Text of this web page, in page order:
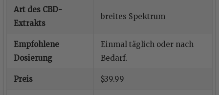
Art des CBD-
Extrakts
breites Spektrum
Empfohlene
Dosierung
Einmal täglich oder nach
Bedarf.
Preis $39.99